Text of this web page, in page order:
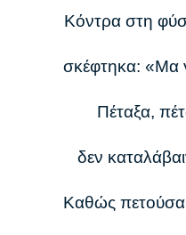
Κόντρα στη
σκέφτηκα: «Μα
Πέταξα,
δεν
Καθώς πετούσα